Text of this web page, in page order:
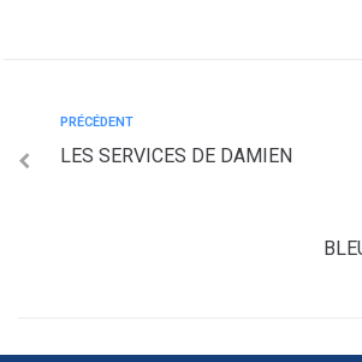
PRÉCÉDENT
LES SERVICES DE DAMIEN